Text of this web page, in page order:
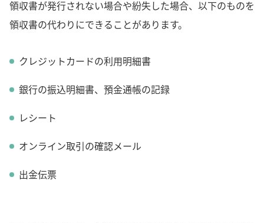
領収書が発行されない場合や紛失した場合、以下のものを
領収書の代わりにできることがあります。
クレジットカードの利用明細書
銀行の振込明細書、預金通帳の記録
レシート
オンライン取引の確認メール
出金伝票